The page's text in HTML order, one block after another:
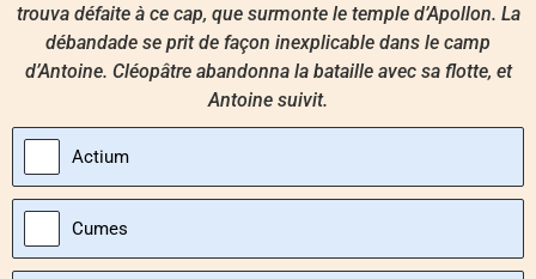
trouva défaite à ce cap, que surmonte le temple d’Apollon. La
débandade se prit de façon inexplicable dans le camp
d’Antoine. Cléopâtre abandonna la bataille avec sa flotte, et
Antoine suivit.
Actium
Cumes